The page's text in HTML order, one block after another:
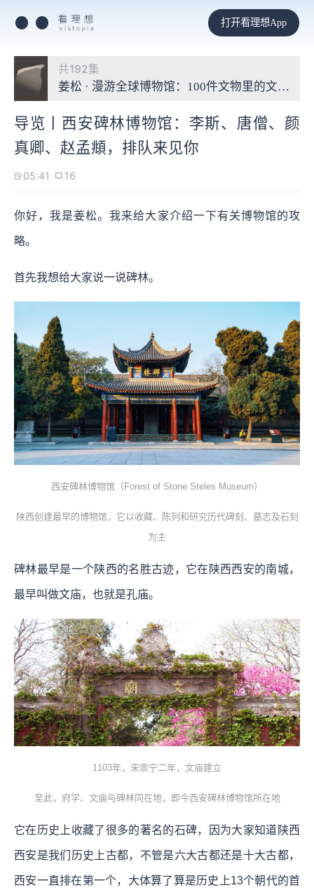
打开看理想App
共192集
姜松 · 漫游全球博物馆：100件文物里的文明故事
导览丨西安碑林博物馆：李斯、唐僧、颜
真卿、赵孟頫，排队来见你
05:41 16
你好，我是姜松。我来给大家介绍一下有关博物馆的攻
略。
首先我想给大家说一说碑林。
西安碑林博物馆（Forest of Stone Steles Museum）
陕西创建最早的博物馆，它以收藏、陈列和研究历代碑刻、墓志及石刻
为主
碑林最早是一个陕西的名胜古迹，它在陕西西安的南城，
最早叫做文庙，也就是孔庙。
1103年，宋崇宁二年，文庙建立
至此，府学、文庙与碑林同在地，即今西安碑林博物馆所在地
它在历史上收藏了很多的著名的石碑，因为大家知道陕西
西安是我们历史上古都，不管是六大古都还是十大古都，
西安一直排在第一个，大体算了算是历史上13个朝代的首